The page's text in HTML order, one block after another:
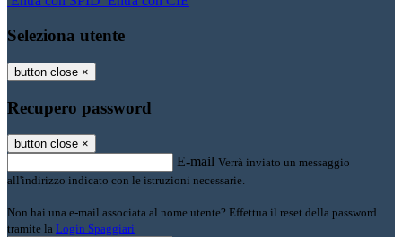
Seleziona utente
button close ×
Recupero password
button close ×
E-mail Verrà inviato un messaggio
all'indirizzo indicato con le istruzioni necessarie.
Non hai una e-mail associata al nome utente? Effettua il reset della password
tramite la Login Spaggiari